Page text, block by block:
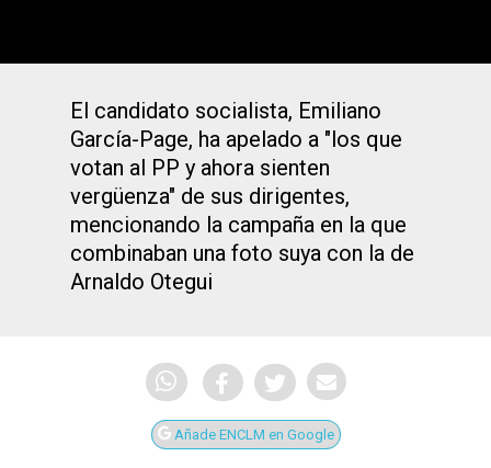
El candidato socialista, Emiliano
García-Page, ha apelado a "los que
votan al PP y ahora sienten
vergüenza" de sus dirigentes,
mencionando la campaña en la que
combinaban una foto suya con la de
Arnaldo Otegui
Añade ENCLM en Google